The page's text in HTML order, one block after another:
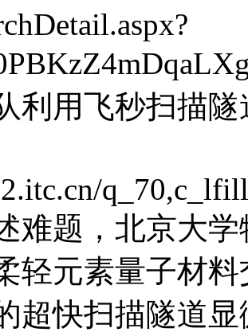
利用飞秒扫描
难题，北京大
轻元素量子材
超快扫描隧道